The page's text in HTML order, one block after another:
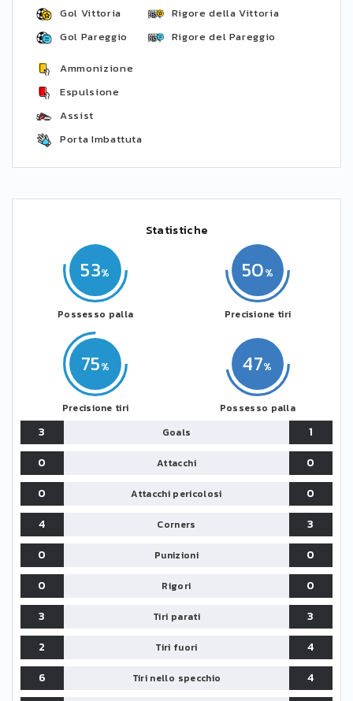
Gol Vittoria
Gol Pareggio
Rigore della Vittoria
Rigore del Pareggio
Ammonizione
Espulsione
Assist
Porta Imbattuta
Statistiche
53
Possesso palla
75
Precisione tiri
47
Possesso palla
50
Precisione tiri
3 Goals
1
0
Attacchi
0
0
Attacchi pericolosi
0
4
Corners
3
0
Punizioni
0
0
Rigori
0
3
Tiri parati
3
2
Tiri fuori
4
6
Tiri nello specchio
4